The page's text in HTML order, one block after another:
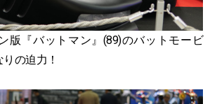
版『バットマン』(89)のバットモービ
の迫力！